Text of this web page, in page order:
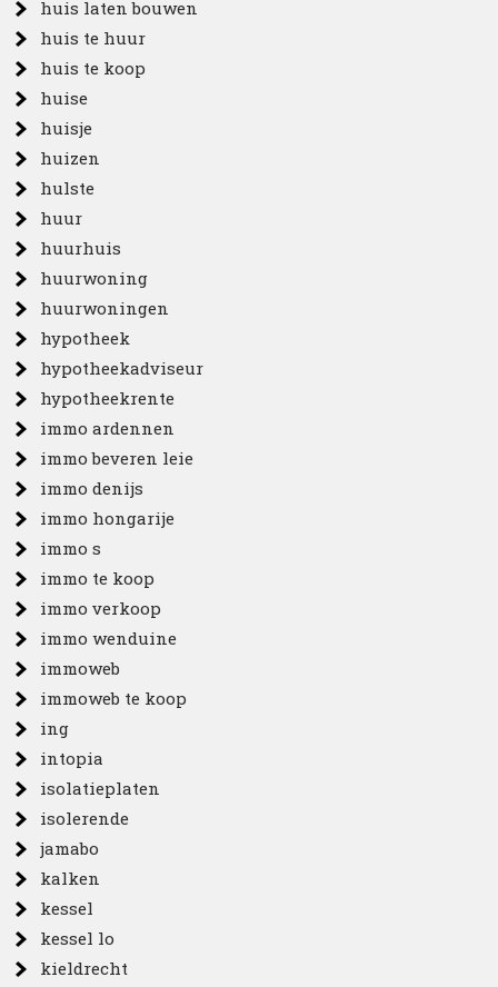
huis laten bouwen
huis te huur
huis te koop
huise
huisje
huizen
hulste
huur
huurhuis
huurwoning
huurwoningen
hypotheek
hypotheekadviseur
hypotheekrente
immo ardennen
immo beveren leie
immo denijs
immo hongarije
immo s
immo te koop
immo verkoop
immo wenduine
immoweb
immoweb te koop
ing
intopia
isolatieplaten
isolerende
jamabo
kalken
kessel
kessel lo
kieldrecht